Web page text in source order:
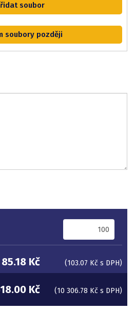
soubor
soubory později
85.18 Kč (103.07 Kč s DPH)
Kč (10 306.78 Kč s DPH)